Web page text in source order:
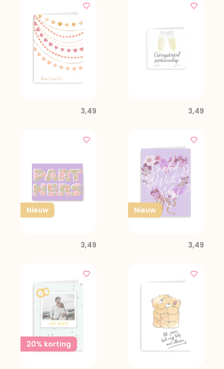
3,49 3,49
Nieuw
3,49
Nieuw
3,49
20% korting